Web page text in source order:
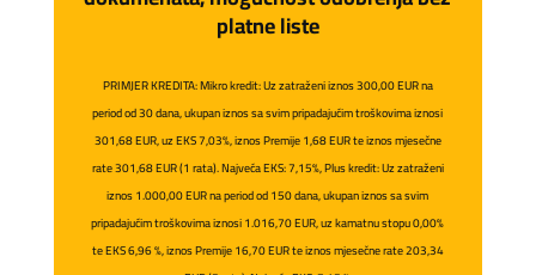
platne liste
PRIMJER KREDITA: Mikro kredit: Uz zatraženi iznos 300,00 EUR na
period od 30 dana, ukupan iznos sa svim pripadajućim troškovima iznosi
301,68 EUR, uz EKS 7,03%, iznos Premije 1,68 EUR te iznos mjesečne
rate 301,68 EUR (1 rata). Najveća EKS: 7,15%, Plus kredit: Uz zatraženi
iznos 1.000,00 EUR na period od 150 dana, ukupan iznos sa svim
pripadajućim troškovima iznosi 1.016,70 EUR, uz kamatnu stopu 0,00%
te EKS 6,96 %, iznos Premije 16,70 EUR te iznos mjesečne rate 203,34